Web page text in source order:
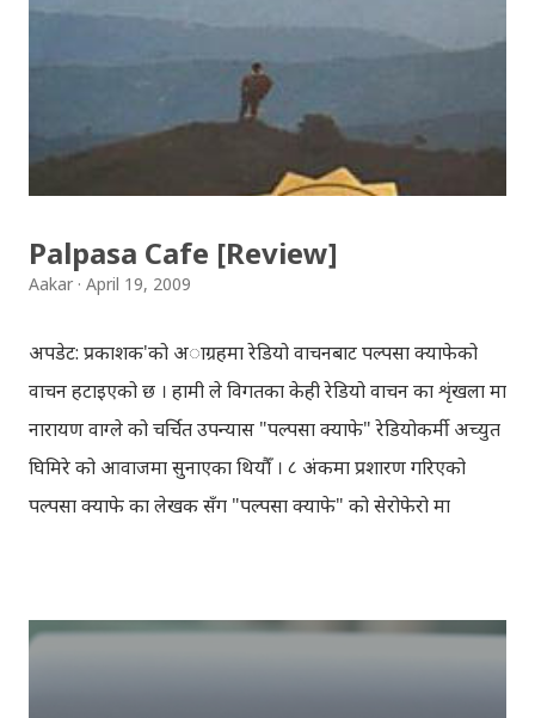
jaha chhan buddha ka aakha - bhaktaraj acharya
Download Patriotic Nepali Song: नेपालले के गर्यो मलाई, भन्न
छोडिदेउ Download: रातो र चन्द्र सुर्य / raato ra chandra
surya (रचनाकार: गोपाल प्रसाद रिमाल, गायक: फत्तेमान, संगीत:
अम्बर गुरुङ) Download: सयथरि बाजा एउटै ताल / saya thari
मरेपनि मेरो देश बाँचिराखोस / ma marepan...
Palpasa Cafe [Review]
Aakar April 19, 2009
अपडेट: प्रकाशक'को अाग्रहमा रेडियो वाचनबाट पल्पसा क्याफेको
वाचन हटाइएको छ । हामी ले विगतका केही रेडियो वाचन का शृंखला मा
नारायण वाग्ले को चर्चित उपन्यास "पल्पसा क्याफे" रेडियोकर्मी अच्युत
घिमिरे को आवाजमा सुनाएका थियौँ । ८ अंकमा प्रशारण गरिएको
पल्पसा क्याफे का लेखक सँग "पल्पसा क्याफे" को सेरोफेरो मा
भेटिएको खण्डमा हामी अवश्य पनि राख्ने नै छौँ । हामीले भनिरहनुपर्दैन,